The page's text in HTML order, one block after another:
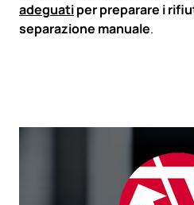
adeguatiper preparare i
separazione manuale.